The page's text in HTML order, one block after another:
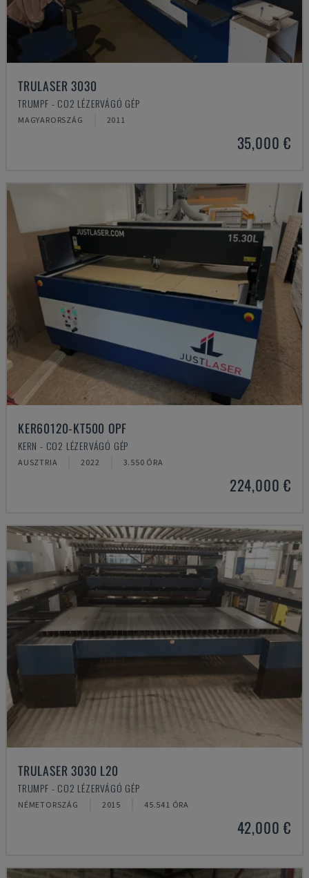
TRULASER 3030
TRUMPF - CO2 LÉZERVÁGÓ GÉP
MAGYARORSZÁG 2011
35,000 €
KER60120-KT500 OPF
KERN - CO2 LÉZERVÁGÓ GÉP
AUSZTRIA 2022 3.550 ÓRA
224,000 €
TRULASER 3030 L20
TRUMPF - CO2 LÉZERVÁGÓ GÉP
NÉMETORSZÁG 2015 45.541 ÓRA
42,000 €